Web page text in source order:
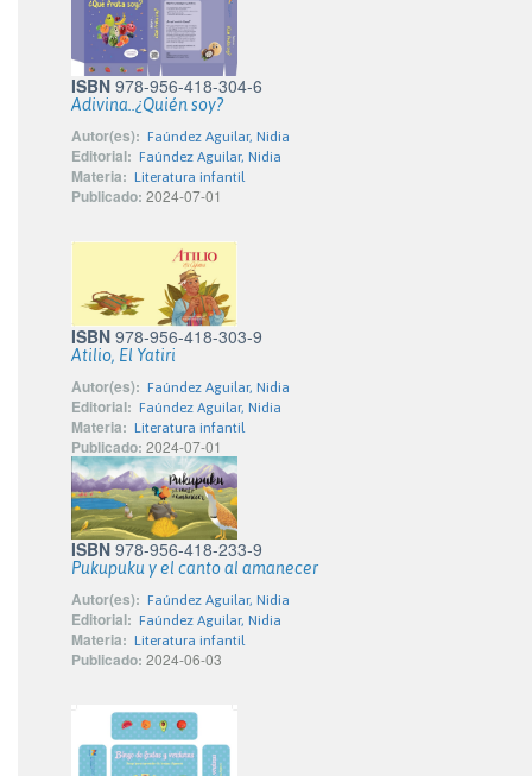
ISBN 978-956-418-304-6
Adivina..¿Quién soy?
Autor(es): Faúndez Aguilar, Nidia
Editorial: Faúndez Aguilar, Nidia
Materia: Literatura infantil
Publicado: 2024-07-01
ISBN 978-956-418-303-9
Atilio, El Yatiri
Autor(es): Faúndez Aguilar, Nidia
Editorial: Faúndez Aguilar, Nidia
Materia: Literatura infantil
Publicado: 2024-07-01
ISBN 978-956-418-233-9
Pukupuku y el canto al amanecer
Autor(es): Faúndez Aguilar, Nidia
Editorial: Faúndez Aguilar, Nidia
Materia: Literatura infantil
Publicado: 2024-06-03